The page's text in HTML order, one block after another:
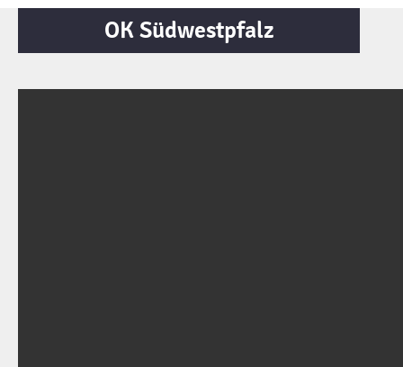
OK Südwestpfalz